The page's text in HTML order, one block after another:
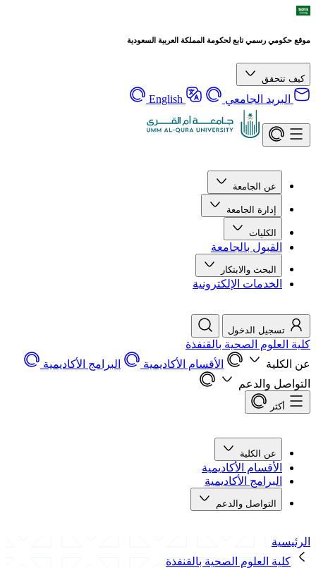
موقع حكومي رسمي تابع لحكومة المملكة العربية السعودية
كيف تتحقق
البريد الجامعي English
عن الجامعة
إدارة الجامعة
الكليات
القبول بالجامعة
البحث والابتكار
الخدمات الإلكترونية
تسجيل الدخول
كلية العلوم الصحية بالقنفذة
عن الكلية
الأقسام الأكاديمية
البرامج الأكاديمية
التواصل والدعم
أكثر
عن الكلية
الأقسام الأكاديمية
البرامج الأكاديمية
التواصل والدعم
الرئيسية
كلية العلوم الصحية بالقنفذة